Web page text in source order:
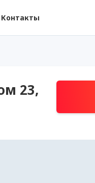
Контакты
23,